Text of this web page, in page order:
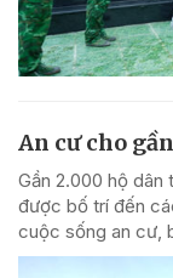
An cư cho
Gần 2.000 hộ dân
được bố trí đến
cuộc sống an cư,